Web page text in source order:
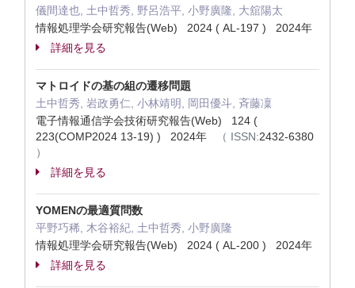
儀間達也, 土中哲秀, 野呂浩平, 小野廣隆, 大舘陽太
情報処理学会研究報告(Web) 2024 ( AL-197 ) 2024年
詳細を見る
マトロイドの基の組の遷移問題
土中哲秀, 岩政勇仁, 小林靖明, 岡田優斗, 斉藤凜
電子情報通信学会技術研究報告(Web) 124 (
223(COMP2024 13-19) ) 2024年
（ ISSN:2432-6380
）
詳細を見る
YOMENの最適質問数
平野巧稀, 木谷裕紀, 土中哲秀, 小野廣隆
情報処理学会研究報告(Web) 2024 ( AL-200 ) 2024年
詳細を見る